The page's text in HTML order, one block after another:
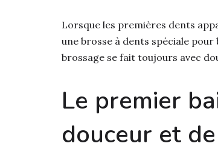
Lorsque les premières dents
une brosse à dents spéciale
brossage se fait toujours avec
Le premier
douceur et